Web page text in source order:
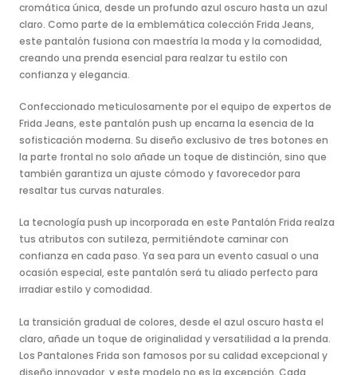
cromática única, desde un profundo azul oscuro hasta un azul
claro. Como parte de la emblemática colección Frida Jeans,
este pantalón fusiona con maestría la moda y la comodidad,
creando una prenda esencial para realzar tu estilo con
confianza y elegancia.
Confeccionado meticulosamente por el equipo de expertos de
Frida Jeans, este pantalón push up encarna la esencia de la
sofisticación moderna. Su diseño exclusivo de tres botones en
la parte frontal no solo añade un toque de distinción, sino que
también garantiza un ajuste cómodo y favorecedor para
resaltar tus curvas naturales.
La tecnología push up incorporada en este Pantalón Frida realza
tus atributos con sutileza, permitiéndote caminar con
confianza en cada paso. Ya sea para un evento casual o una
ocasión especial, este pantalón será tu aliado perfecto para
irradiar estilo y comodidad.
La transición gradual de colores, desde el azul oscuro hasta el
claro, añade un toque de originalidad y versatilidad a la prenda.
Los Pantalones Frida son famosos por su calidad excepcional y
diseño innovador, y este modelo no es la excepción. Cada